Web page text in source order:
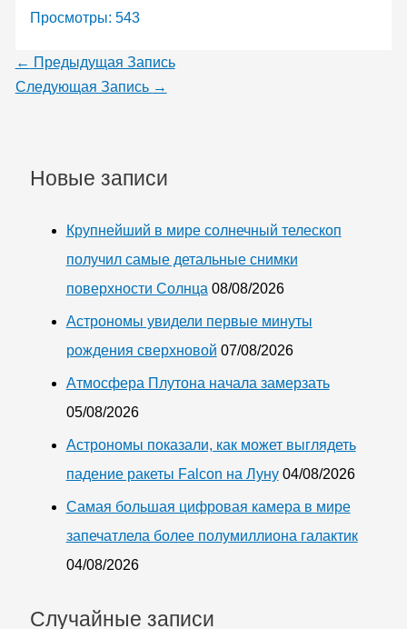
Просмотры: 543
← Предыдущая Запись
Следующая Запись →
Новые записи
Крупнейший в мире солнечный телескоп
получил самые детальные снимки
поверхности Солнца 08/08/2026
Астрономы увидели первые минуты
рождения сверхновой 07/08/2026
Атмосфера Плутона начала замерзать
05/08/2026
Астрономы показали, как может выглядеть
падение ракеты Falcon на Луну 04/08/2026
Самая большая цифровая камера в мире
запечатлела более полумиллиона галактик
04/08/2026
Случайные записи